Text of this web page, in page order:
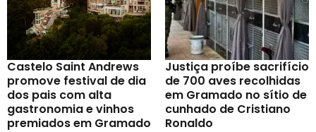
Castelo Saint Andrews
promove festival de dia
dos pais com alta
gastronomia e vinhos
premiados em Gramado
Justiça proíbe sacrifício
de 700 aves recolhidas
em Gramado no sítio de
cunhado de Cristiano
Ronaldo